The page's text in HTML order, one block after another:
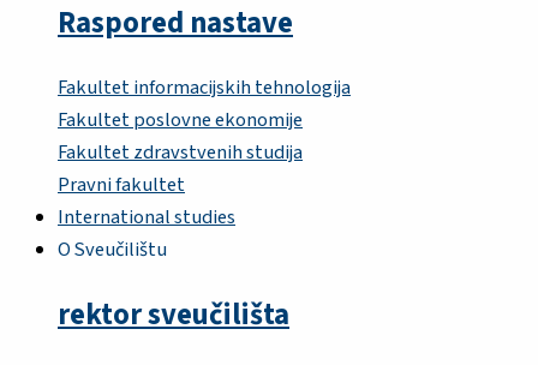
Raspored nastave
Fakultet informacijskih tehnologija
Fakultet poslovne ekonomije
Fakultet zdravstvenih studija
Pravni fakultet
International studies
O Sveučilištu
rektor sveučilišta